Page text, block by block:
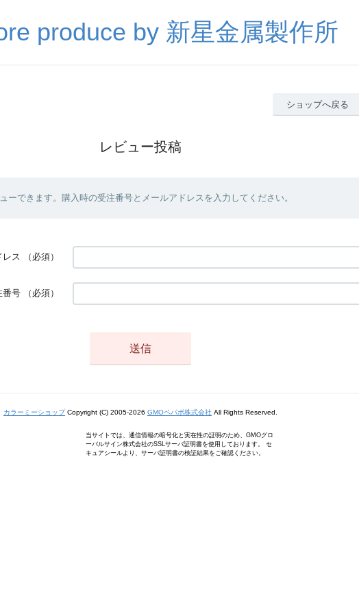
produce by 新星金属製作所
ショップへ戻る
レビュー投稿
ーできます。購入時の受注番号とメールアドレスを入力してください。
レス （必須）
番号 （必須）
カラーミーショップCopyright (C) 2005-2026 GMOペパボ株式会社 All Rights Reserved.
当サイトでは、通信情報の暗号化と実在性の証明のため、GMOグロ
ーバルサイン株式会社のSSLサーバ証明書を使用しております。 セ
キュアシールより、サーバ証明書の検証結果をご確認ください。